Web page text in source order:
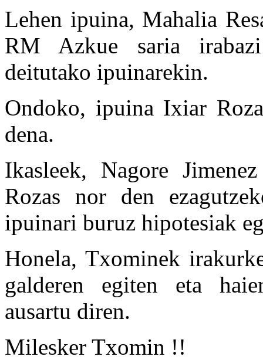
Lehen ipuina, Mahalia
RM Azkue saria
deitutako ipuinarekin.
Ondoko, ipuina Ixiar
dena.
Ikasleek, Nagore
Rozas nor den
ipuinari buruz hipotesiak
Honela, Txominek
galderen egiten eta
ausartu diren.
Milesker Txomin !!